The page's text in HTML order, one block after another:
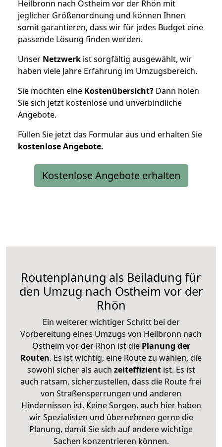
Heilbronn nach Ostheim vor der Rhön mit
jeglicher Größenordnung und können Ihnen
somit garantieren, dass wir für jedes Budget eine
passende Lösung finden werden.
Unser Netzwerk ist sorgfältig ausgewählt, wir
haben viele Jahre Erfahrung im Umzugsbereich.
Sie möchten eine Kostenübersicht? Dann holen
Sie sich jetzt kostenlose und unverbindliche
Angebote.
Füllen Sie jetzt das Formular aus und erhalten Sie
kostenloseAngebote.
Kostenlose Angebote erhalten
Routenplanung als Beiladung für
den Umzug nach Ostheim vor der
Rhön
Ein weiterer wichtiger Schritt bei der
Vorbereitung eines Umzugs von Heilbronn nach
Ostheim vor der Rhön ist diePlanung der
Routen. Es ist wichtig, eine Route zu wählen, die
sowohl sicher als auch zeiteffizientist. Es ist
auch ratsam, sicherzustellen, dass die Route frei
von Straßensperrungen und anderen
Hindernissen ist. Keine Sorgen, auch hier haben
wir Spezialisten und übernehmen gerne die
Planung, damit Sie sich auf andere wichtige
Sachen konzentrieren können.